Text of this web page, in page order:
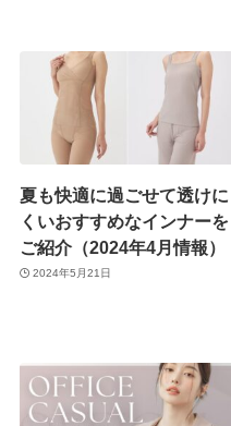
夏も快適に過ごせて透けに
くいおすすめなインナーを
ご紹介（2024年4月情報）
2024年5月21日